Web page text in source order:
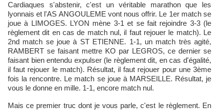
Cardiaques s'abstenir, c'est un véritable marathon que les
lyonnais et l'AS ANGOULEME vont nous offrir. Le 1er match se
joue à LIMOGES. LYON mène 3-1 et se fait rejoindre 3-3 (le
règlement dit en cas de match nul, il faut rejouer le match). Le
2nd match se joue à ST ETIENNE. 1-1, un match très agité,
RAMBERT se faisant mettre KO par LEGROS, ce dernier se
faisant bien entendu expulser (le règlement dit, en cas d'égalité,
il faut rejouer le match). Résultat, il faut rejouer pour une 3ème
fois la rencontre. Le match se joue à MARSEILLE. Résultat, je
vous le donne en mille. 1-1, encore match nul.
Mais ce premier truc dont je vous parle, c'est le règlement. En